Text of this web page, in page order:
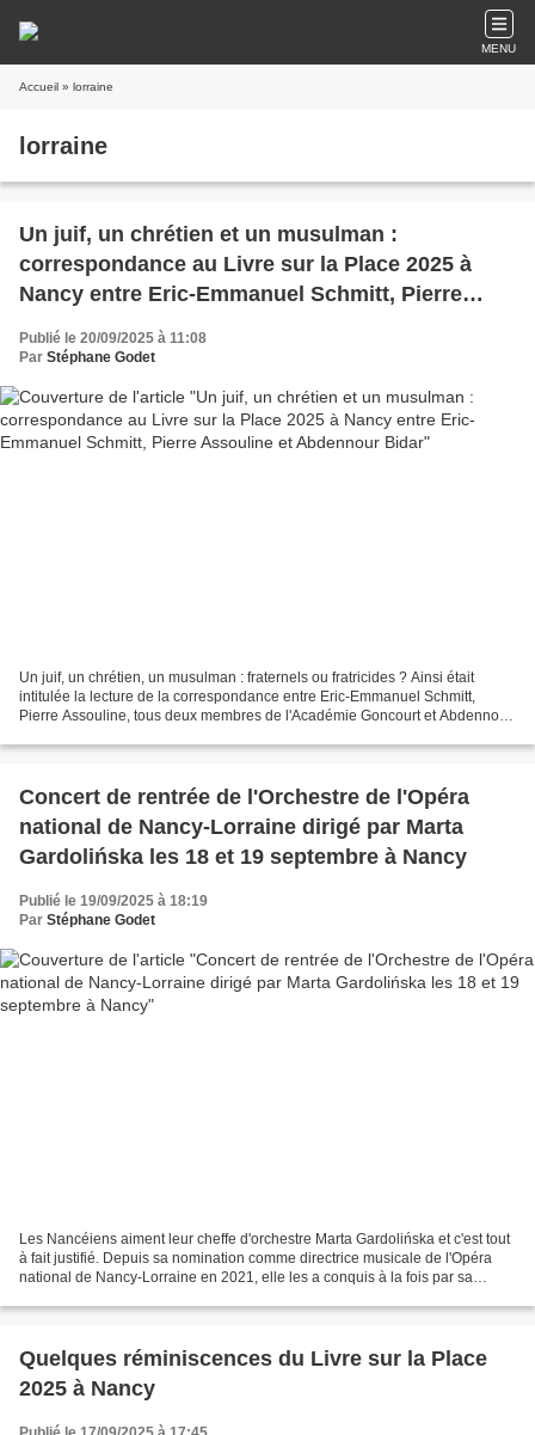
MENU
Accueil » lorraine
lorraine
Un juif, un chrétien et un musulman :
correspondance au Livre sur la Place 2025 à
Nancy entre Eric-Emmanuel Schmitt, Pierre
Assouline et Abdennour Bidar
Publié le 20/09/2025 à 11:08
Par Stéphane Godet
Un juif, un chrétien, un musulman : fraternels ou fratricides ? Ainsi était
intitulée la lecture de la correspondance entre Eric-Emmanuel Schmitt,
Pierre Assouline, tous deux membres de l'Académie Goncourt et Abdennour
Concert de rentrée de l'Orchestre de l'Opéra
national de Nancy-Lorraine dirigé par Marta
Gardolińska les 18 et 19 septembre à Nancy
Publié le 19/09/2025 à 18:19
Par Stéphane Godet
Les Nancéiens aiment leur cheffe d'orchestre Marta Gardolińska et c'est tout
à fait justifié. Depuis sa nomination comme directrice musicale de l'Opéra
national de Nancy-Lorraine en 2021, elle les a conquis à la fois par sa
Quelques réminiscences du Livre sur la Place
2025 à Nancy